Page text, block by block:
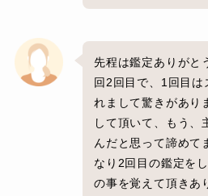
先程は鑑定ありがと
回2回目で、1回目は
れまして驚きがあり
して頂いて、もう、
んだと思って諦めて
なり2回目の鑑定を
の事を覚えて頂きあ